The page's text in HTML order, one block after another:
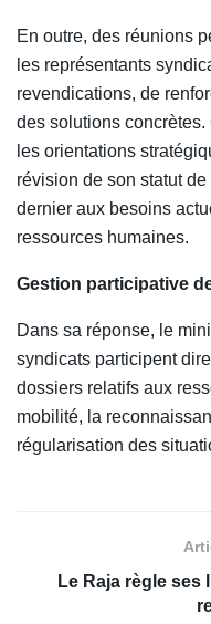
En outre, des réunions
les représentants
revendications, de
des solutions
les orientations
révision de son statut de
dernier aux besoins
ressources humaines.
Gestion participative
Dans sa réponse, le
syndicats participent
dossiers relatifs aux
mobilité, la
régularisation des
Le Raja règle ses